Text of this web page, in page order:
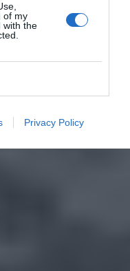
of my
with the
Privacy Policy